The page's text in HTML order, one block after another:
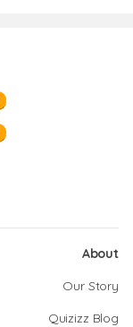
About
Our Story
Quizizz Blog